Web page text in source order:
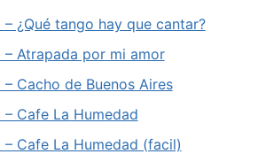
¿Qué tango hay que cantar?
– Atrapada por mi amor
Cacho de Buenos Aires
Cafe La Humedad
– Cafe La Humedad (facil)